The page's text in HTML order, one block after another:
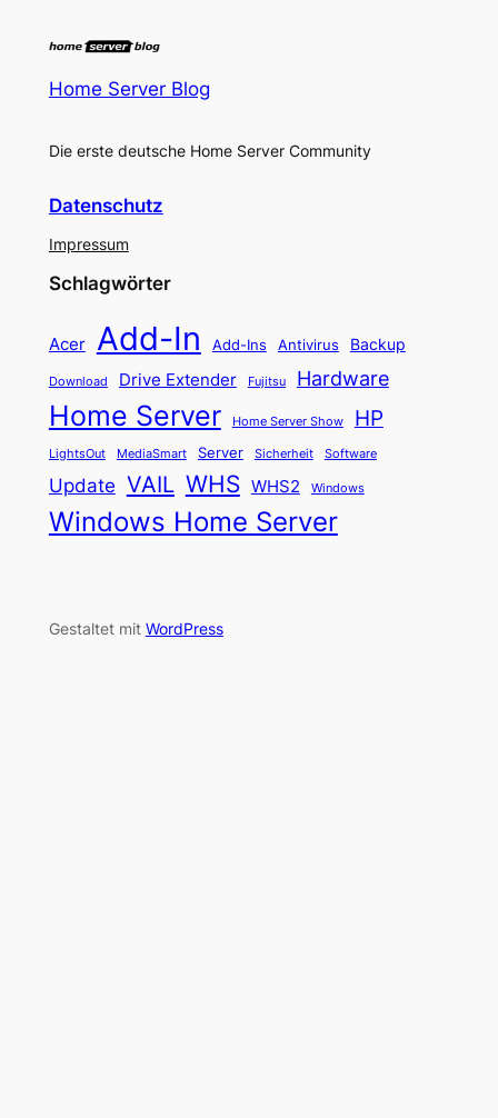
Home Server Blog
Die erste deutsche Home Server Community
Datenschutz
Impressum
Schlagwörter
Acer Add-In Add-Ins Antivirus Backup
Download Drive Extender Fujitsu Hardware
Home Server Home Server Show HP
LightsOut MediaSmart Server Sicherheit Software
Update VAIL WHS WHS2 Windows
Windows Home Server
Gestaltet mit WordPress